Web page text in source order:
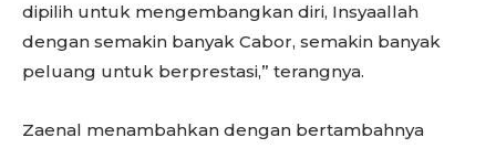
dipilih untuk mengembangkan diri, Insyaallah
dengan semakin banyak Cabor, semakin banyak
peluang untuk berprestasi,” terangnya.
Zaenal menambahkan dengan bertambahnya